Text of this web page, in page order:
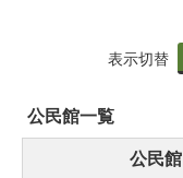
表
み
の
表示切替
公民館一覧
公民館